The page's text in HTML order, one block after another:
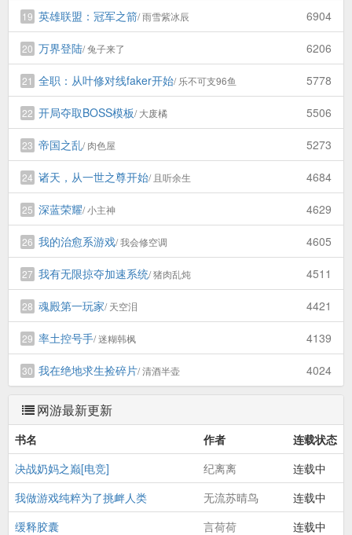
19 英雄联盟：冠军之箭/ 雨雪紫冰辰 6904
20 万界登陆/ 兔子来了 6206
21 全职：从叶修对线faker开始/ 乐不可支96鱼 5778
22 开局夺取BOSS模板/ 大废橘 5506
23 帝国之乱/ 肉色屋 5273
24 诸天，从一世之尊开始/ 且听余生 4684
25 深蓝荣耀/ 小主神 4629
26 我的治愈系游戏/ 我会修空调 4605
27 我有无限掠夺加速系统/ 猪肉乱炖 4511
28 魂殿第一玩家/ 天空泪 4421
29 率土控号手/ 迷糊韩枫 4139
30 我在绝地求生捡碎片/ 清酒半壶 4024
网游最新更新
书名 作者
连载状态
决战奶妈之巅[电竞]
纪离离
连载中
我做游戏纯粹为了挑衅人类
无流苏晴鸟
连载中
缓释胶囊
言荷荷
连载中